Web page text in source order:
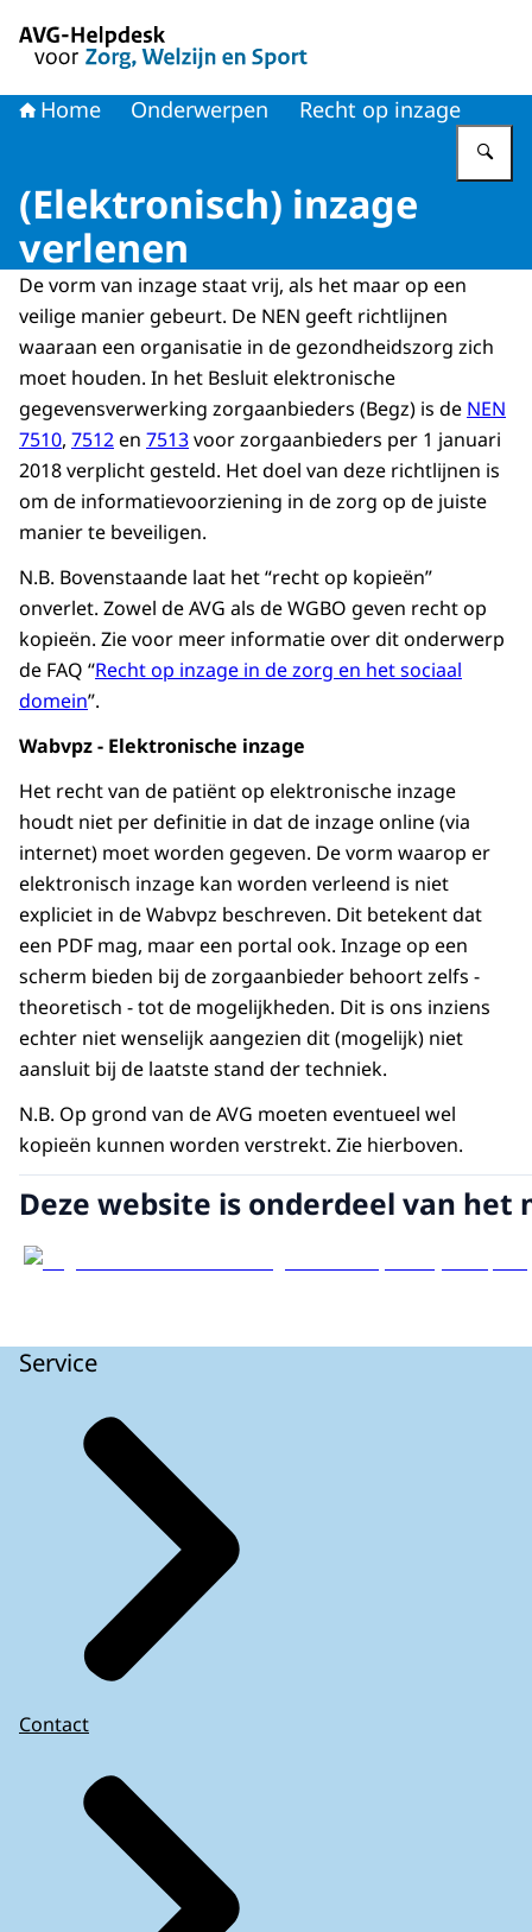
Home Onderwerpen Recht op inzage
(Elektronisch) inzage
verlenen
De vorm van inzage staat vrij, als het maar op een
veilige manier gebeurt. De NEN geeft richtlijnen
waaraan een organisatie in de gezondheidszorg zich
moet houden. In het Besluit elektronische
gegevensverwerking zorgaanbieders (Begz) is de NEN
7510, 7512en 7513voor zorgaanbieders per 1 januari
2018 verplicht gesteld. Het doel van deze richtlijnen is
om de informatievoorziening in de zorg op de juiste
manier te beveiligen.
N.B. Bovenstaande laat het “recht op kopieën”
onverlet. Zowel de AVG als de WGBO geven recht op
kopieën. Zie voor meer informatie over dit onderwerp
de FAQ “Recht op inzage in de zorg en het sociaal
domein”.
Wabvpz - Elektronische inzage
Het recht van de patiënt op elektronische inzage
houdt niet per definitie in dat de inzage online (via
internet) moet worden gegeven. De vorm waarop er
elektronisch inzage kan worden verleend is niet
expliciet in de Wabvpz beschreven. Dit betekent dat
een PDF mag, maar een portal ook. Inzage op een
scherm bieden bij de zorgaanbieder behoort zelfs -
theoretisch - tot de mogelijkheden. Dit is ons inziens
echter niet wenselijk aangezien dit (mogelijk) niet
aansluit bij de laatste stand der techniek.
N.B. Op grond van de AVG moeten eventueel wel
kopieën kunnen worden verstrekt. Zie hierboven.
Deze website is onderdeel van
Service
Contact